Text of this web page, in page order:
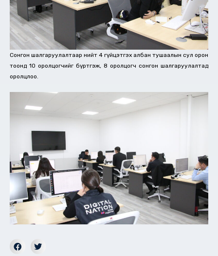
Сонгон шалгаруулалтаар нийт 4 гүйцэтгэх албан тушаалын сул орон
тоонд 10 оролцогчийг бүртгэж, 8 оролцогч сонгон шалгаруулалтад
оролцлоо.